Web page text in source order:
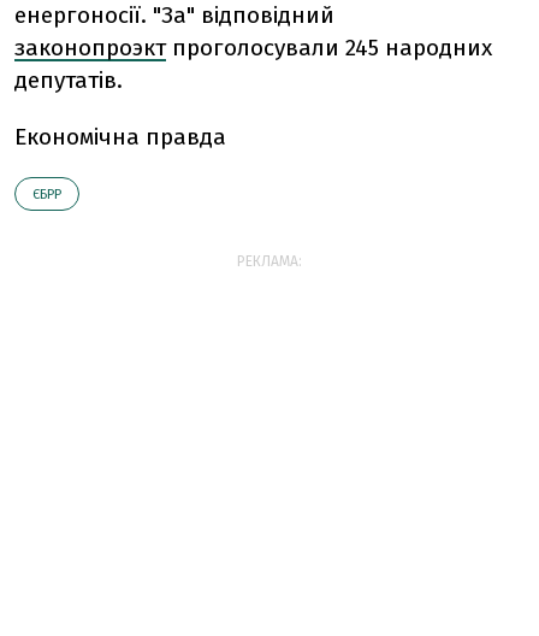
енергоносії. "За" відповідний
законопроэктпроголосували 245 народних
депутатів.
Економічна правда
ЄБРР
РЕКЛАМА: